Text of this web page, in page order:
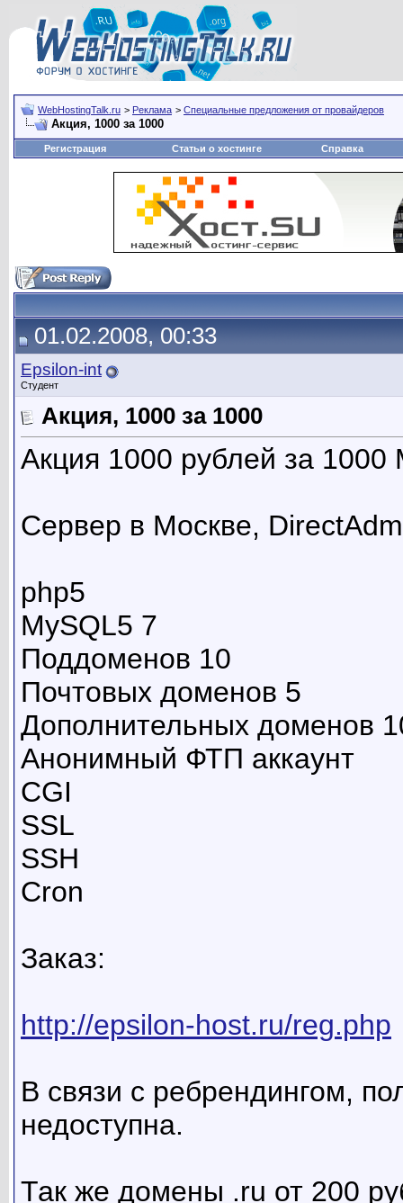
WebHostingTalk.ru > Реклама > Специальные предложения от провайдеров
Акция, 1000 за 1000
Регистрация Статьи о хостинге Справка
01.02.2008, 00:33
Epsilon-int
Студент
Акция, 1000 за 1000
Акция 1000 рублей за 1000
Сервер в Москве,
php5
MySQL5 7
Поддоменов 10
Почтовых доменов 5
Дополнительных доменов
Анонимный ФТП аккаунт
CGI
SSL
SSH
Cron
Заказ:
http://epsilon-host.ru/reg.php
В связи с ребрендингом,
недоступна.
Так же домены .ru от 200